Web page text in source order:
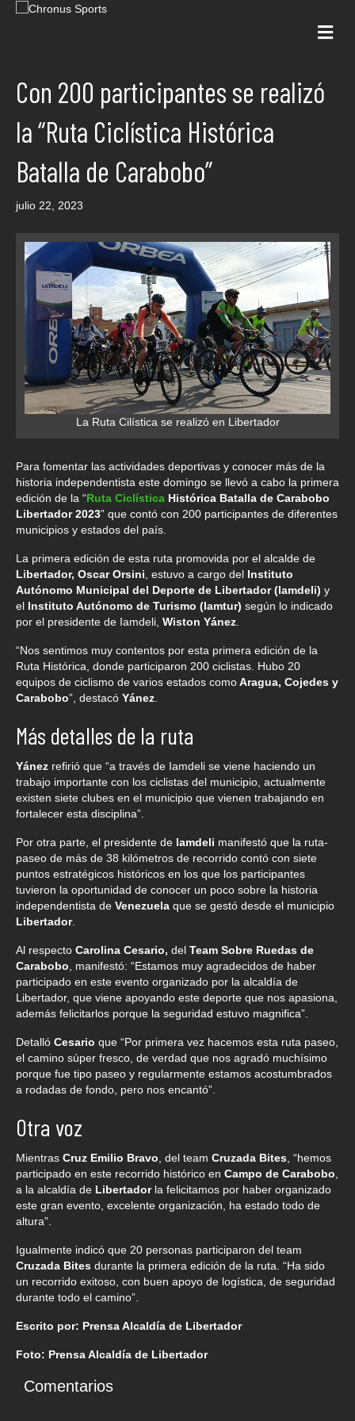
Con 200 participantes se realizó
la “Ruta Ciclística Histórica
Batalla de Carabobo”
julio 22, 2023
La Ruta Cilística se realizó en Libertador
Para fomentar las actividades deportivas y conocer más de la
historia independentista este domingo se llevó a cabo la primera
edición de la “Ruta Ciclística Histórica Batalla de Carabobo
Libertador 2023” que contó con 200 participantes de diferentes
municipios y estados del país.
La primera edición de esta ruta promovida por el alcalde de
Libertador, Oscar Orsini, estuvo a cargo del Instituto
Autónomo Municipal del Deporte de Libertador (Iamdeli) y
el Instituto Autónomo de Turismo (Iamtur) según lo indicado
por el presidente de Iamdeli, Wiston Yánez.
“Nos sentimos muy contentos por esta primera edición de la
Ruta Histórica, donde participaron 200 ciclistas. Hubo 20
equipos de ciclismo de varios estados comoAragua, Cojedes y
Carabobo”, destacó Yánez.
Más detalles de la ruta
Yánez refirió que “a través de Iamdeli se viene haciendo un
trabajo importante con los ciclistas del municipio, actualmente
existen siete clubes en el municipio que vienen trabajando en
fortalecer esta disciplina”.
Por otra parte, el presidente de Iamdeli manifestó que la ruta-
paseo de más de 38 kilómetros de recorrido contó con siete
puntos estratégicos históricos en los que los participantes
tuvieron la oportunidad de conocer un poco sobre la historia
independentista de Venezuela que se gestó desde el municipio
Libertador.
Al respecto Carolina Cesario, del Team Sobre Ruedas de
Carabobo, manifestó: “Estamos muy agradecidos de haber
participado en este evento organizado por la alcaldía de
Libertador, que viene apoyando este deporte que nos apasiona,
además felicitarlos porque la seguridad estuvo magnifica”.
Detalló Cesario que “Por primera vez hacemos esta ruta paseo,
el camino súper fresco, de verdad que nos agradó muchísimo
porque fue tipo paseo y regularmente estamos acostumbrados
a rodadas de fondo, pero nos encantó”.
Otra voz
Mientras Cruz Emilio Bravo, del team Cruzada Bites, “hemos
participado en este recorrido histórico en Campo de Carabobo,
a la alcaldía de Libertadorla felicitamos por haber organizado
este gran evento, excelente organización, ha estado todo de
altura”.
Igualmente indicó que 20 personas participaron del team
Cruzada Bites durante la primera edición de la ruta. “Ha sido
un recorrido exitoso, con buen apoyo de logística, de seguridad
durante todo el camino”.
Escrito por: Prensa Alcaldía de Libertador
Foto: Prensa Alcaldía de Libertador
Comentarios